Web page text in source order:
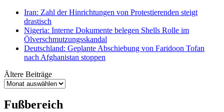
Iran: Zahl der Hinrichtungen von Protestierenden steigt
drastisch
Nigeria: Interne Dokumente belegen Shells Rolle im
Ölverschmutzungsskandal
Deutschland: Geplante Abschiebung von Faridoon Tofan
nach Afghanistan stoppen
Ältere Beiträge
Ältere
Fußbereich